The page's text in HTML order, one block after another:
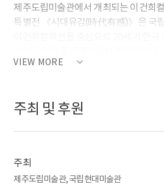
제주도립미술관에서 개최되는 이건희
특별전 《시대유감(時代有感)》은 국
아니라 타 기관의 컬렉션을 함께 선보임
이번 전시에서는 한국근현대미술을 대
감상하시면서 시대를 초월하는 감동과
바란다.
VIEW MORE
주최 및 후원
주최
제주도립미술관, 국립현대미술관